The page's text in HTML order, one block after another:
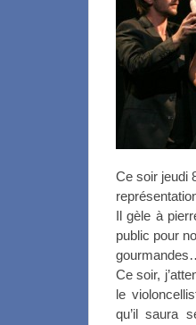
Ce soir jeudi
Il gèle à
public pour
Ce soir,
le
qu’il saura